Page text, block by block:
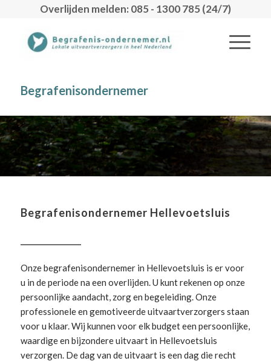
Overlijden melden: 085 - 1300 785 (24/7)
Begrafenisondernemer
Begrafenisondernemer Hellevoetsluis
Onze begrafenisondernemer in Hellevoetsluis is er voor
u in de periode na een overlijden. U kunt rekenen op onze
persoonlijke aandacht, zorg en begeleiding.Onze
professionele en gemotiveerde uitvaartverzorgers staan
voor u klaar. Wij kunnen voor elk budget een persoonlijke,
waardige en bijzondere uitvaart in Hellevoetsluis
verzorgen. De dag van de uitvaart is een dag die recht